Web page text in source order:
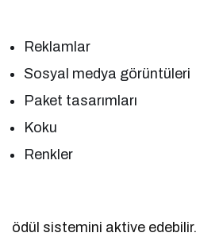
Reklamlar
Sosyal medya görüntüleri
Paket tasarımları
Koku
Renkler
ödül sistemini aktive edebilir.